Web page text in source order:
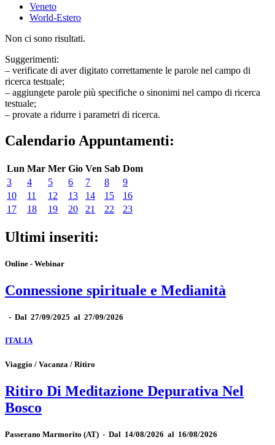
Veneto
World-Estero
Non ci sono risultati.
Suggerimenti:
– verificate di aver digitato correttamente le parole nel campo di
ricerca testuale;
– aggiungete parole più specifiche o sinonimi nel campo di ricerca
testuale;
– provate a ridurre i parametri di ricerca.
Calendario Appuntamenti:
Lun Mar Mer Gio Ven Sab Dom
3
4 5 6 7 8
9
10
11 12 13 14 15
16
17
18 19 20 21 22 23
Ultimi inseriti:
Online - Webinar
Connessione spirituale e Medianità
- Dal 27/09/2025 al 27/09/2026
ITALIA
Viaggio / Vacanza / Ritiro
Ritiro Di Meditazione Depurativa Nel
Bosco
Passerano Marmorito (AT) - Dal 14/08/2026 al 16/08/2026